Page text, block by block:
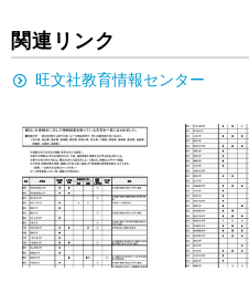
関連リンク
旺文社教育情報センター